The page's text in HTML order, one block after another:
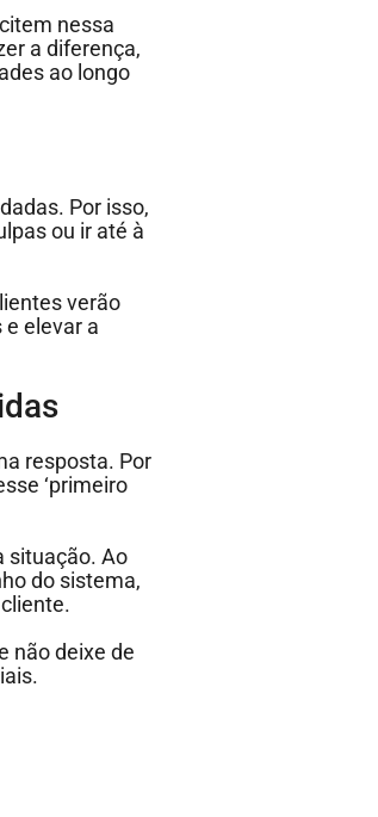
nessa
a diferença,
ao longo
Por isso,
ou ir até à
verão
elevar a
resposta. Por
‘primeiro
situação. Ao
do sistema,
não deixe de